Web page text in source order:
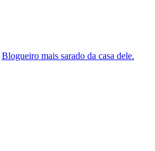
Blogueiro mais sarado da casa dele.